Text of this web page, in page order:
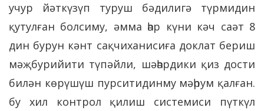
учур йәткүзүп туруш бәдилигә түрмидин
қутулған болсиму, әмма һәр күни кәч саәт 8
дин бурун кәнт сақчиханисиға доклат бериш
мәҗбурийити түпәйли, шәһәрдики қиз дости
билән көрүшүш пурситидинму мәһрум қалған.
бу хил контрол қилиш системиси пүткүл